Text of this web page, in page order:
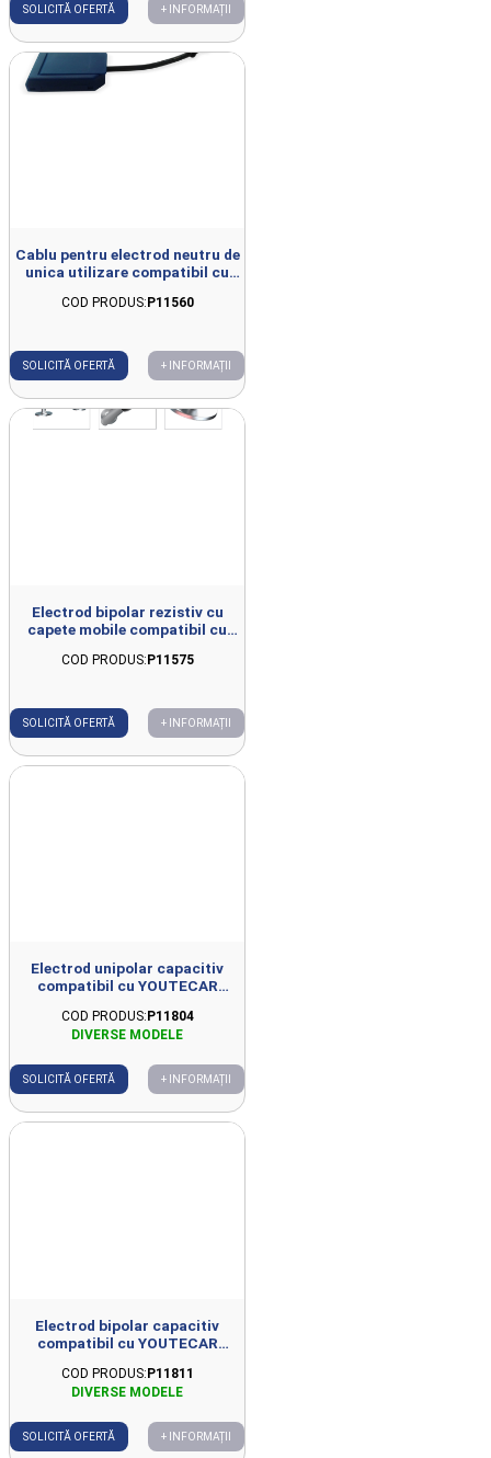
SOLICITĂ OFERTĂ + INFORMAȚII
Cablu pentru electrod neutru de
unica utilizare compatibil cu
COD PRODUS: P11560
SOLICITĂ OFERTĂ + INFORMAȚII
Electrod bipolar rezistiv cu
capete mobile compatibil cu
COD PRODUS:P11575
SOLICITĂ OFERTĂ + INFORMAȚII
Electrod unipolar capacitiv
compatibil cu YOUTECAR
COD PRODUS: P11804
SOLICITĂ OFERTĂ + INFORMAȚII
Electrod bipolar capacitiv
compatibil cu YOUTECAR
COD PRODUS:P11811
SOLICITĂ OFERTĂ + INFORMAȚII